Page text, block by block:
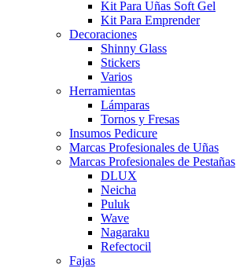
Kit Para Uñas Soft Gel
Kit Para Emprender
Decoraciones
Shinny Glass
Stickers
Varios
Herramientas
Lámparas
Tornos y Fresas
Insumos Pedicure
Marcas Profesionales de Uñas
Marcas Profesionales de Pestañas
DLUX
Neicha
Puluk
Wave
Nagaraku
Refectocil
Fajas